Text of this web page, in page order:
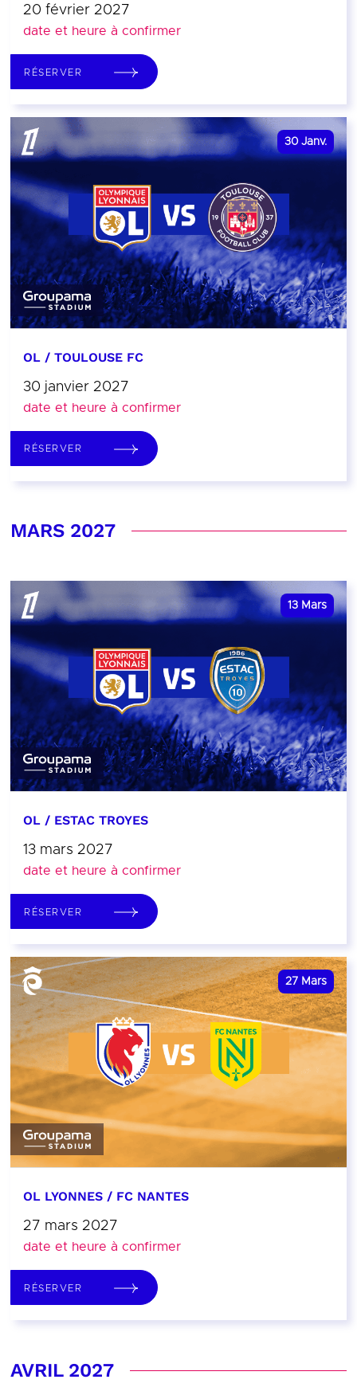
20 février 2027
date et heure à confirmer
RÉSERVER
30 Janv.
OL / TOULOUSE FC
30 janvier 2027
date et heure à confirmer
RÉSERVER
MARS 2027
13 Mars
OL / ESTAC TROYES
13 mars 2027
date et heure à confirmer
RÉSERVER
27 Mars
OL LYONNES / FC NANTES
27 mars 2027
date et heure à confirmer
RÉSERVER
AVRIL 2027